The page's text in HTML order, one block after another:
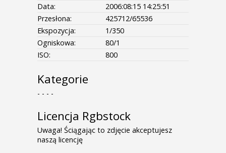
Data:
2006:08:15 14:25:51
Przesłona:
425712/65536
Ekspozycja:
1/350
Ogniskowa:
80/1
ISO:
800
Kategorie
- - - -
Licencja Rgbstock
Uwaga! Ściągając to zdjęcie akceptujesz
naszą licencję